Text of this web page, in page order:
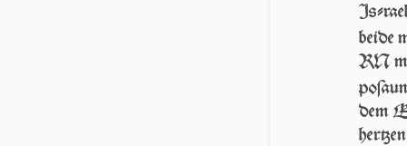
Iſ­ra­el
beide
RN
dem